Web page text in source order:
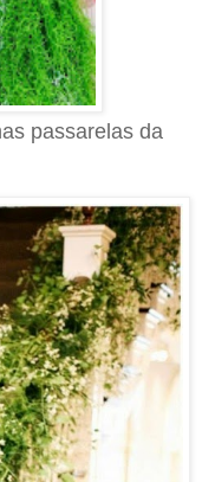
passarelas da